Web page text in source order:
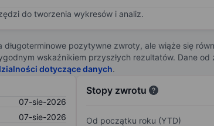
do tworzenia wykresów i analiz.
pozytywne zwroty, ale wiąże się
wskaźnikiem przyszłych rezultatów. Dane
dotyczące danych.
07-sie-2026
07-sie-2026
Stopy zwrotu
Od początku roku (YTD)